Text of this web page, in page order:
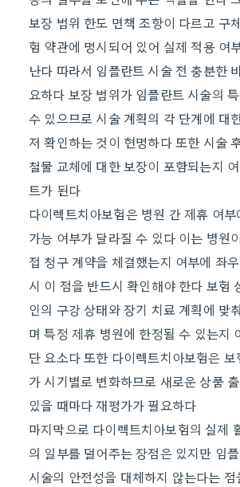
보장 범위 한도 면책 조항이 다르고 구
험 약관에 명시되어 있어 실제 적용 여
난다 따라서 임플란트 시술 전 충분한
요하다 보장 범위가 임플란트 시술의
수 있으므로 시술 계획의 각 단계에 대
저 확인하는 것이 현명하다 또한 시술
철물 교체에 대한 보장이 포함되는지
트가 된다
다이렉트치아보험은 병원 간 제휴 여
가능 여부가 달라질 수 있다 이는 병원
접 청구 계약을 체결했는지 여부에 좌
시 이 점을 반드시 확인해야 한다 보험
인의 구강 상태와 장기 치료 계획에 맞
며 특정 제휴 병원에 한정될 수 있는지
단 요소다 또한 다이렉트치아보험은
가 시기별로 변화하므로 새로운 상품
있을 때마다 재평가가 필요하다
마지막으로 다이렉트치아보험의 실제
의 일부를 덜어주는 장점은 있지만 임
시술의 안전성을 대체하지 않는다는